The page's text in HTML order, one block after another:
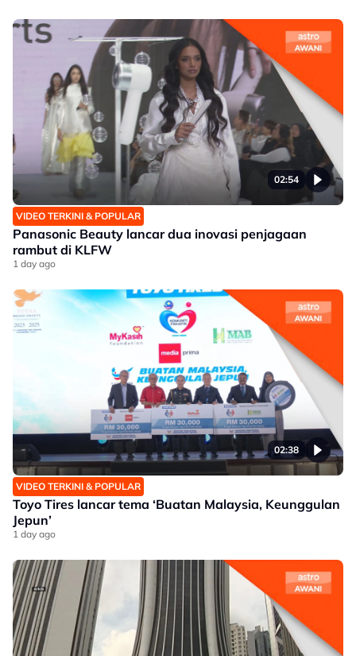
02:54
VIDEO TERKINI & POPULAR
Panasonic Beauty lancar dua inovasi penjagaan
rambut di KLFW
1 day ago
02:38
VIDEO TERKINI & POPULAR
Toyo Tires lancar tema ‘Buatan Malaysia, Keunggulan
Jepun’
1 day ago